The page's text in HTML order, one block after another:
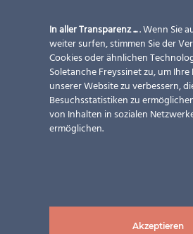
In aller Transparenz .... Wenn Sie
weiter surfen, stimmen Sie der
Cookies oder ähnlichen
Soletanche Freyssinet zu, um
unserer Website zu verbessern,
Besuchsstatistiken zu
von Inhalten in sozialen
ermöglichen.
Akzeptieren